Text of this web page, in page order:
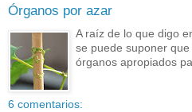
Órganos por azar
A raíz de lo que digo
se puede suponer
órganos apropiados
6 comentarios: